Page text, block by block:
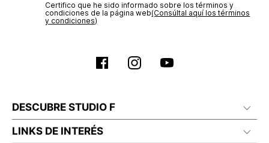
Certifico que he sido informado sobre los términos y
condiciones de la página web‎(Consúltal aquí los términos
y condiciones)
DESCUBRE STUDIO F
LINKS DE INTERÉS